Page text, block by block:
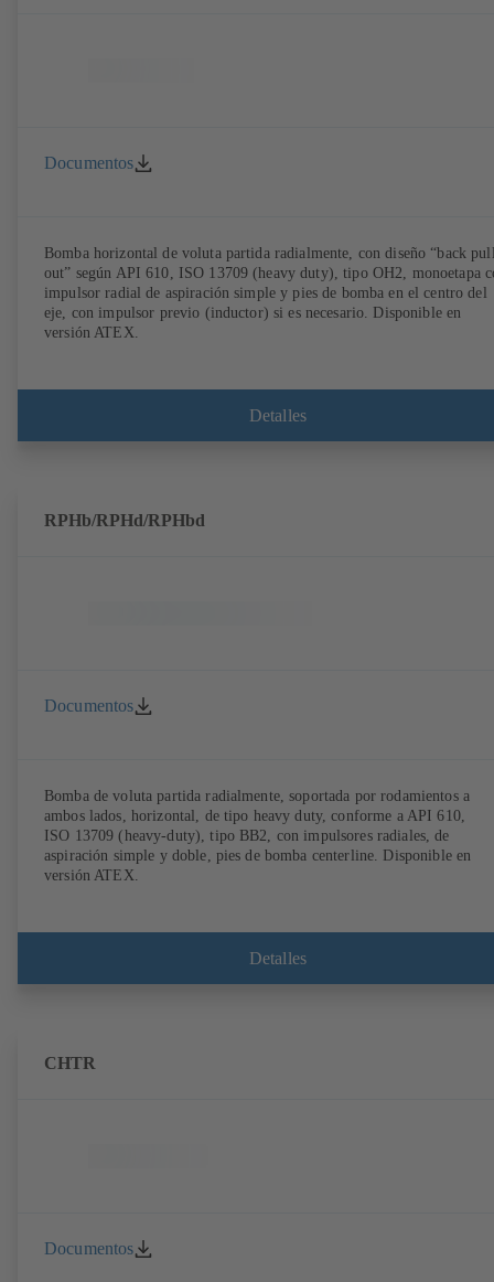
Documentos
Bomba horizontal de voluta partida radialmente, con diseño “back
out” según API 610, ISO 13709 (heavy duty), tipo OH2, monoetapa
impulsor radial de aspiración simple y pies de bomba en el centro del
eje, con impulsor previo (inductor) si es necesario. Disponible en
versión ATEX.
Detalles
RPHb/RPHd/RPHbd
Documentos
Bomba de voluta partida radialmente, soportada por rodamientos a
ambos lados, horizontal, de tipo heavy duty, conforme a API 610,
ISO 13709 (heavy-duty), tipo BB2, con impulsores radiales, de
aspiración simple y doble, pies de bomba centerline. Disponible en
versión ATEX.
Detalles
CHTR
Documentos